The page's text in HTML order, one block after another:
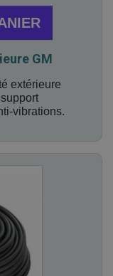
GM
extérieure
vibrations.